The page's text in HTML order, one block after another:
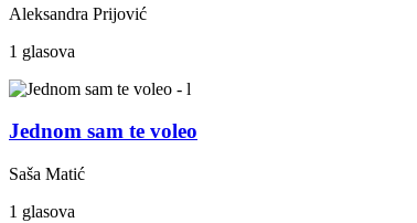
Aleksandra Prijović
1 glasova
Jednom sam te voleo
Saša Matić
1 glasova